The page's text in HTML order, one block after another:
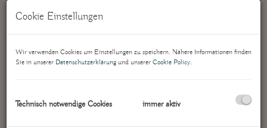
Finanzierung
bedeutender Schritt und eine durchdachte
Cookie Einstellungen
Wir verwenden Cookies um Einstellungen zu speichern. Nähere Informationen finden
Sie in unserer Datenschutzerklärung und unserer Cookie Policy.
Technisch notwendige Cookies immer aktiv